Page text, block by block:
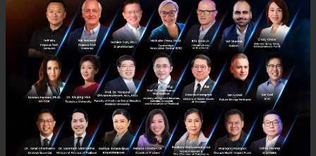
Startup Guide AGI AMD Meta
E-mail :contact@techsauce.co
Tel : 02-001-5375